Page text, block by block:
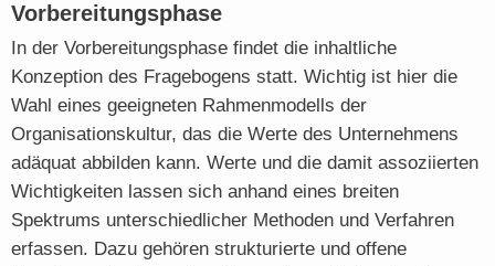
Vorbereitungsphase
In der Vorbereitungsphase findet die inhaltliche
Konzeption des Fragebogens statt. Wichtig ist hier die
Wahl eines geeigneten Rahmenmodells der
Organisationskultur, das die Werte des Unternehmens
adäquat abbilden kann. Werte und die damit assoziierten
Wichtigkeiten lassen sich anhand eines breiten
Spektrums unterschiedlicher Methoden und Verfahren
erfassen. Dazu gehören strukturierte und offene